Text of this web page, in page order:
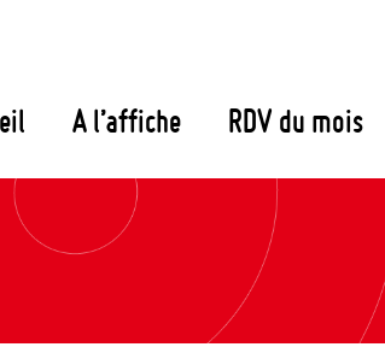
A l’affiche RDV du mois